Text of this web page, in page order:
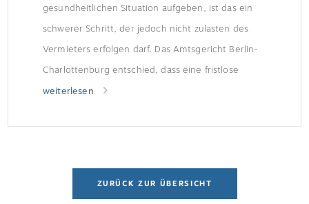
gesundheitlichen Situation aufgeben, ist das ein
schwerer Schritt, der jedoch nicht zulasten des
Vermieters erfolgen darf. Das Amtsgericht Berlin-
Charlottenburg entschied, dass eine fristlose
Kündigung in diesem Fall nicht zulässig ist. Der Fall:
ein älteres Paar aufgrund seiner gesundheitlichen
weiterlesen
ZURÜCK ZUR ÜBERSICHT